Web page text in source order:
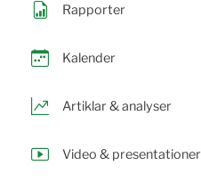
Rapporter
Kalender
Artiklar & analyser
Video & presentationer